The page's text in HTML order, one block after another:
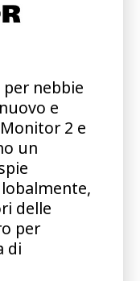
nebbie
e
2 e
un
delle
per
di